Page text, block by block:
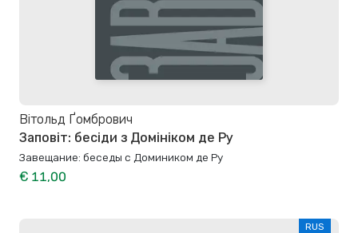
Вітольд Ґомбрович
Заповіт: бесіди з Домініком де Ру
Завещание: беседы с Домиником де Ру
€ 11,00
RUS